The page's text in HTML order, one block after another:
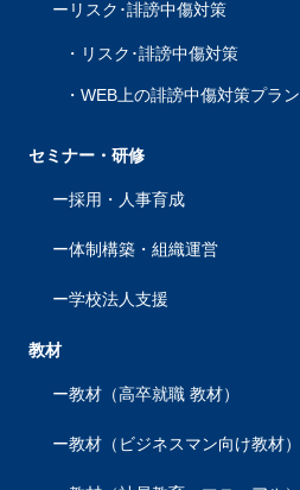
リスク･誹謗中傷対策
リスク･誹謗中傷対策
WEB上の誹謗中傷対策プラン
セミナー・研修
採用・人事育成
体制構築・組織運営
学校法人支援
教材
教材（高卒就職 教材）
教材（ビジネスマン向け教材）